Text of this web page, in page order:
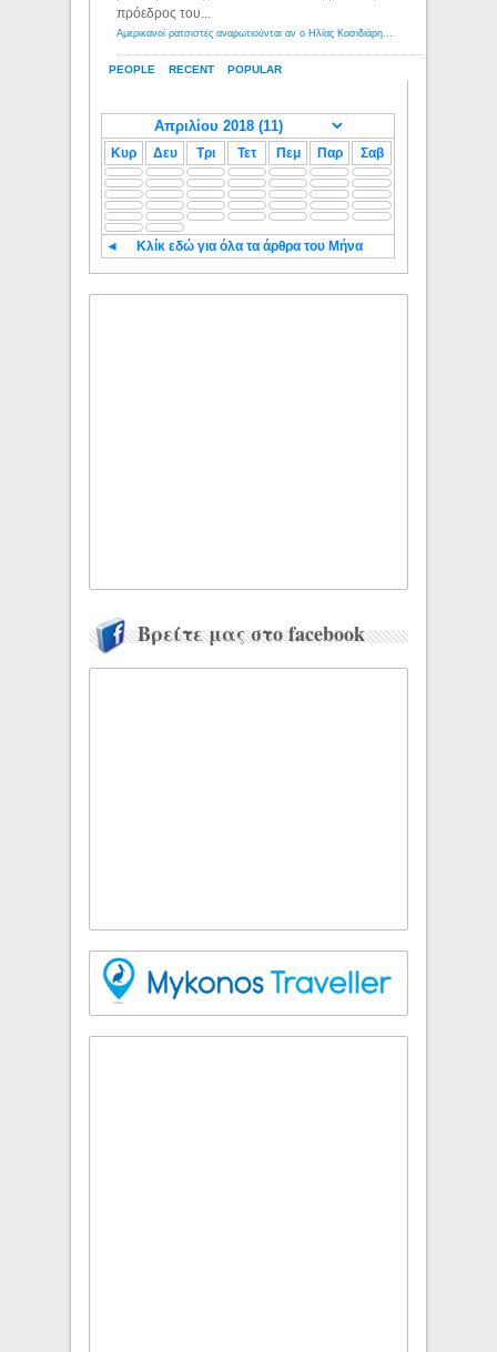
PEOPLE RECENT POPULAR
πρόεδρος του...
Αμερικανοί ρατσιστές αναρωτιούνται αν ο Ηλίας Κασιδιάρης ανήκει στη λευκή φυλή... - Λόγιος Ερμής
Κυρ Δευ Τρι Τετ Πεμ Παρ Σαβ
◄ Κλίκ εδώ για όλα τα άρθρα του Μήνα
Βρείτε μας στο facebook